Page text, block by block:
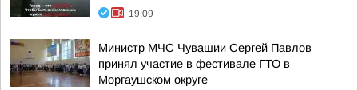
19:09
Министр МЧС Чувашии Сергей Павлов
принял участие в фестивале ГТО в
Моргаушском округе